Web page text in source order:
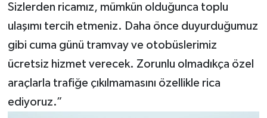
Sizlerden ricamız, mümkün olduğunca toplu
ulaşımı tercih etmeniz. Daha önce duyurduğumuz
gibi cuma günü tramvay ve otobüslerimiz
ücretsiz hizmet verecek. Zorunlu olmadıkça özel
araçlarla trafiğe çıkılmamasını özellikle rica
ediyoruz.”